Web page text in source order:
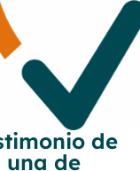
de
una de